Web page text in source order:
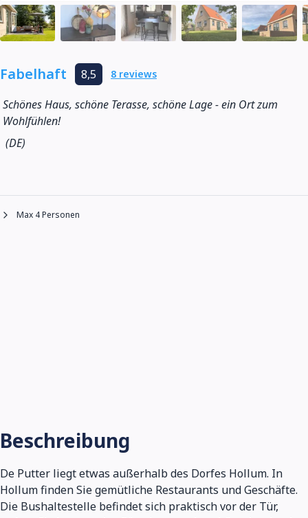
Beschreibung
De Putter liegt etwas außerhalb des Dorfes Hollum. In
Hollum finden Sie gemütliche Restaurants und Geschäfte.
Die Bushaltestelle befindet sich praktisch vor der Tür,
Fabelhaft 8,5 8 reviews
Schönes Haus, schöne Terasse, schöne Lage - ein Ort zum
Wohlfühlen!
(DE)
Max 4 Personen